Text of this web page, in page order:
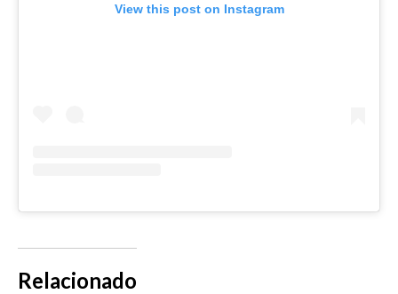
View this post on Instagram
Relacionado